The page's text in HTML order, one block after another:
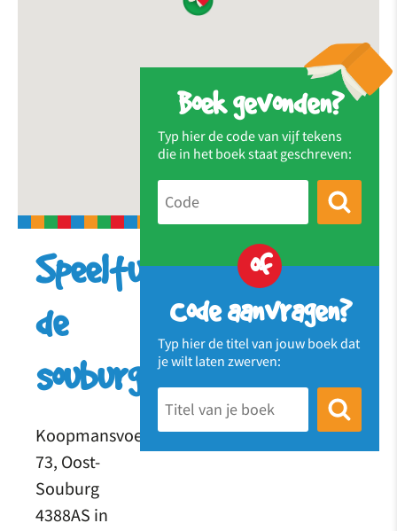
Boek gevonden?
Typ hier de code van vijf tekens
die in het boek staat geschreven:
of
Code aanvragen?
Typ hier de titel van jouw boek dat
je wilt laten zwerven:
Speeltuin
de
souburgt
Koopmansvoetpad
73, Oost-
Souburg
4388AS in